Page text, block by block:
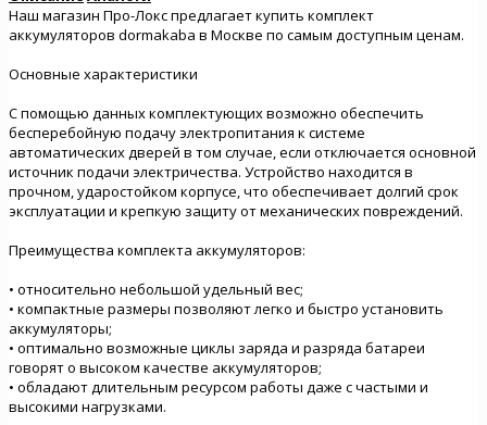
Наш магазин Про-Локс предлагает купить комплект
аккумуляторов dormakaba в Москве по самым доступным ценам.
Основные характеристики
С помощью данных комплектующих возможно обеспечить
бесперебойную подачу электропитания к системе
автоматических дверей в том случае, если отключается основной
источник подачи электричества. Устройство находится в
прочном, ударостойком корпусе, что обеспечивает долгий срок
эксплуатации и крепкую защиту от механических повреждений.
Преимущества комплекта аккумуляторов:
• относительно небольшой удельный вес;
• компактные размеры позволяют легко и быстро установить
аккумуляторы;
• оптимально возможные циклы заряда и разряда батареи
говорят о высоком качестве аккумуляторов;
• обладают длительным ресурсом работы даже с частыми и
высокими нагрузками.